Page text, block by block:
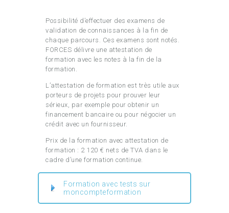
Possibilité d’effectuer des examens de
validation de connaissances à la fin de
chaque parcours. Ces examens sont notés.
FORCES délivre une attestation de
formation avec les notes à la fin de la
formation.
L’attestation de formation est très utile aux
porteurs de projets pour prouver leur
sérieux, par exemple pour obtenir un
financement bancaire ou pour négocier un
crédit avec un fournisseur.
Prix de la formation avec attestation de
formation : 2 120 € nets de TVA dans le
cadre d’une formation continue.
Formation avec tests sur
moncompteformation